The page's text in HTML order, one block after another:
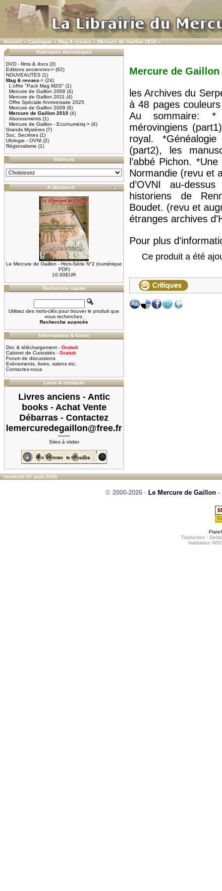
Accueil»Catalogue»Mag & revues»Mercure de Gaillon 2010»
Rubriques thématiques
DVD - films & docs (3)
Editions anciennes-> (82)
NOUVEAUTES (1)
Mag & revues-> (24)
L'offre "Pack Mag M2G" (1)
Mercure de Gaillon 2008 (4)
Mercure de Gaillon 2011 (4)
Offre Spéciale Anniversaire 2025
Mercure de Gaillon 2009 (6)
Mercure de Gaillon 2010 (4)
Abonnements (1)
Mercure de Gaillon - Eco/numériq-> (4)
Grands Mystères (7)
Soc. Secrètes (1)
Ufologie - OVNI (2)
Régionalisme (1)
Editeurs
A découvrir
Le Mercure de Gaillon - Hors-Série N°2 (numérique
PDF)
10.00EUR
Recherche rapide
Utilisez des mots-clés pour trouver le produit que
vous recherchez.
Recherche avancée
Informations & forum
Doc & téléchargement - Gratuit
Cabinet de Curiosités - Gratuit
Forum de discussions
Evènements, livres, salons etc.
Contactez-nous
Liens & contacts
Livres anciens - Antic
books - Achat Vente
Débarras - Contactez
lemercuredegaillon@free.fr
~~~~
Sites à visiter
Mercure de Gaillon
les Archives du
à 48 pages
Au sommaire: *
mérovingiens
royal.
(part2), les
l’abbé Pichon.
Normandie (revu et
d’OVNI au-
historiens de
Boudet. (revu et
étranges archives
Pour plus
Ce produit a été
vendredi 07 août 2026
© 2000-2026 - Le Mercure de Gaillon -
Traduction :
Validation